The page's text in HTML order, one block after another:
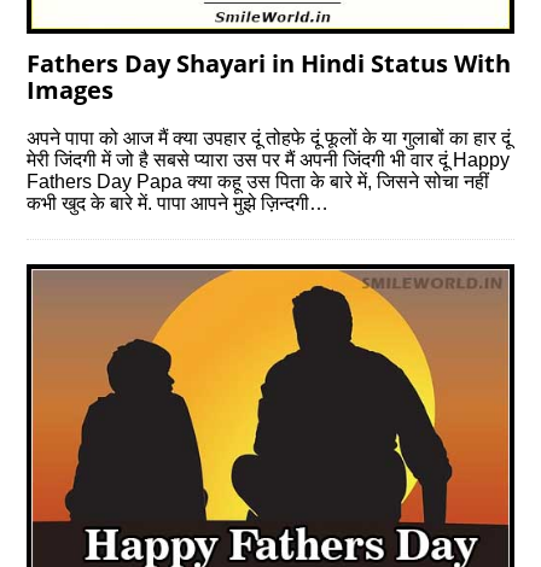
Fathers Day Shayari in Hindi Status With
Images
अपने पापा को आज मैं क्या उपहार दूं तोहफे दूं फूलों के या गुलाबों का हार दूं
मेरी जिंदगी में जो है सबसे प्यारा उस पर मैं अपनी जिंदगी भी वार दूं Happy
Fathers Day Papa क्या कहू उस पिता के बारे में, जिसने सोचा नहीं
कभी खुद के बारे में. पापा आपने मुझे ज़िन्दगी…